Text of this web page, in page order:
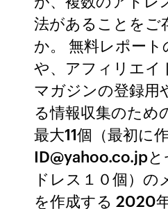
法があることをご
か。 無料レポー
や、アフィリエイ
マガジンの登録用
る情報収集のため
最大11個（最初に
ID@yahoo.co.jp
ドレス１０個）の
を作成する 2020